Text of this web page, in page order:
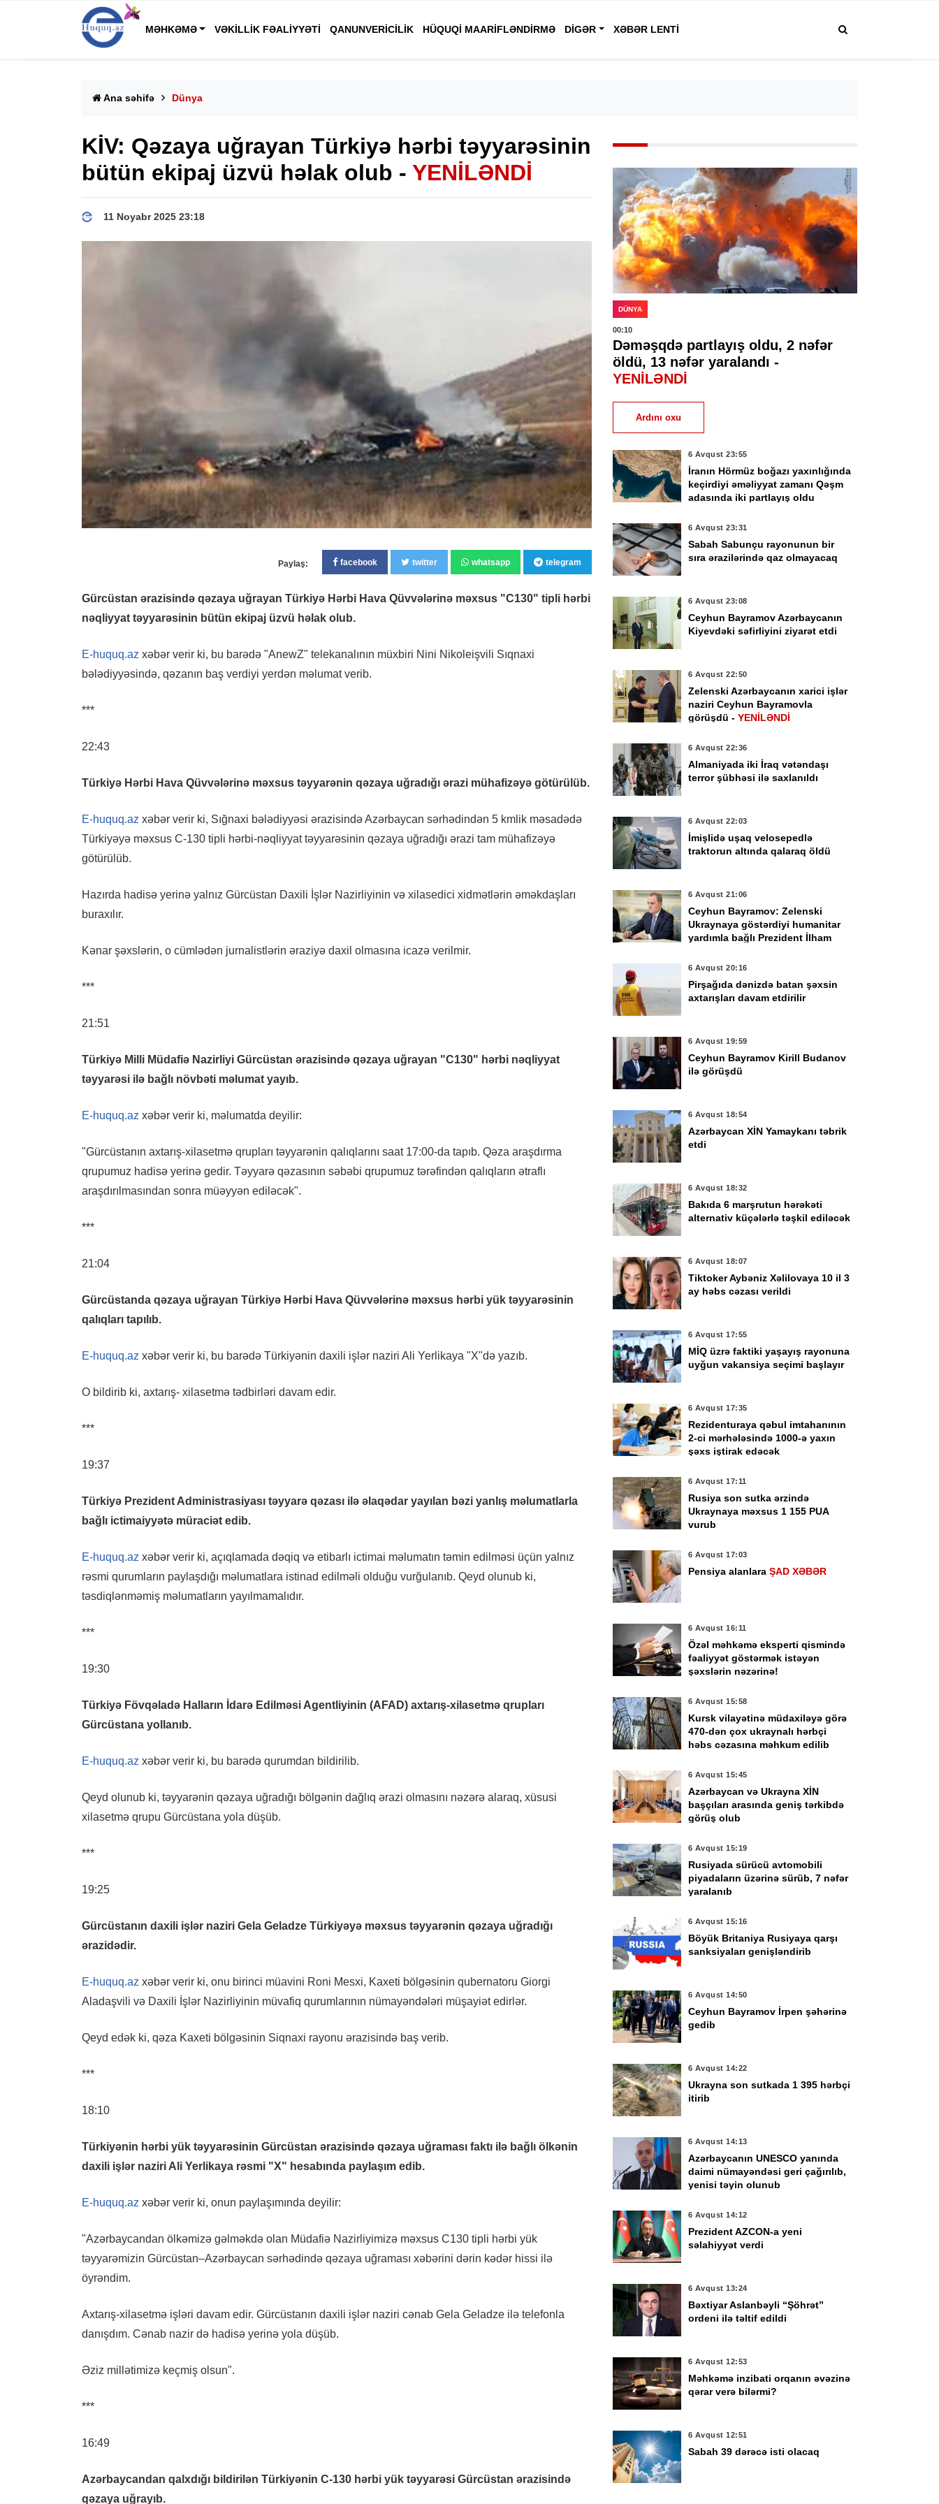
MƏHKƏMƏ VƏKILLIK FƏALIYYƏTI QANUNVERICILIK HÜQUQI MAARIFLƏNDIRMƏ DIGƏR XƏBƏR LENTI
Ana səhifə Dünya
KİV: Qəzaya uğrayan Türkiyə hərbi təyyarəsinin
bütün ekipaj üzvü həlak olub - YENİLƏNDİ
11 Noyabr 2025 23:18
Paylaş: facebook twitter whatsapp telegram
Gürcüstan ərazisində qəzaya uğrayan Türkiyə Hərbi Hava Qüvvələrinə məxsus "C130" tipli hərbi
nəqliyyat təyyarəsinin bütün ekipaj üzvü həlak olub.
E-huquq.az xəbər verir ki, bu barədə "AnewZ" telekanalının müxbiri Nini Nikoleişvili Sıqnaxi
bələdiyyəsində, qəzanın baş verdiyi yerdən məlumat verib.
***
22:43
Türkiyə Hərbi Hava Qüvvələrinə məxsus təyyarənin qəzaya uğradığı ərazi mühafizəyə götürülüb.
E-huquq.az xəbər verir ki, Sığnaxi bələdiyyəsi ərazisində Azərbaycan sərhədindən 5 kmlik məsadədə
Türkiyəyə məxsus C-130 tipli hərbi-nəqliyyat təyyarəsinin qəzaya uğradığı ərazi tam mühafizəyə
götürülüb.
Hazırda hadisə yerinə yalnız Gürcüstan Daxili İşlər Nazirliyinin və xilasedici xidmətlərin əməkdaşları
buraxılır.
Kənar şəxslərin, o cümlədən jurnalistlərin əraziyə daxil olmasına icazə verilmir.
***
21:51
Türkiyə Milli Müdafiə Nazirliyi Gürcüstan ərazisində qəzaya uğrayan "C130" hərbi nəqliyyat
təyyarəsi ilə bağlı növbəti məlumat yayıb.
E-huquq.az xəbər verir ki, məlumatda deyilir:
"Gürcüstanın axtarış-xilasetmə qrupları təyyarənin qalıqlarını saat 17:00-da tapıb. Qəza araşdırma
qrupumuz hadisə yerinə gedir. Təyyarə qəzasının səbəbi qrupumuz tərəfindən qalıqların ətraflı
araşdırılmasından sonra müəyyən ediləcək".
***
21:04
Gürcüstanda qəzaya uğrayan Türkiyə Hərbi Hava Qüvvələrinə məxsus hərbi yük təyyarəsinin
qalıqları tapılıb.
E-huquq.az xəbər verir ki, bu barədə Türkiyənin daxili işlər naziri Ali Yerlikaya "X"də yazıb.
O bildirib ki, axtarış- xilasetmə tədbirləri davam edir.
***
19:37
Türkiyə Prezident Administrasiyası təyyarə qəzası ilə əlaqədar yayılan bəzi yanlış məlumatlarla
bağlı ictimaiyyətə müraciət edib.
E-huquq.az xəbər verir ki, açıqlamada dəqiq və etibarlı ictimai məlumatın təmin edilməsi üçün yalnız
rəsmi qurumların paylaşdığı məlumatlara istinad edilməli olduğu vurğulanıb. Qeyd olunub ki,
təsdiqlənməmiş məlumatların yayılmamalıdır.
***
19:30
Türkiyə Fövqəladə Halların İdarə Edilməsi Agentliyinin (AFAD) axtarış-xilasetmə qrupları
Gürcüstana yollanıb.
E-huquq.az xəbər verir ki, bu barədə qurumdan bildirilib.
Qeyd olunub ki, təyyarənin qəzaya uğradığı bölgənin dağlıq ərazi olmasını nəzərə alaraq, xüsusi
xilasetmə qrupu Gürcüstana yola düşüb.
***
19:25
Gürcüstanın daxili işlər naziri Gela Geladze Türkiyəyə məxsus təyyarənin qəzaya uğradığı
ərazidədir.
E-huquq.az xəbər verir ki, onu birinci müavini Roni Mesxi, Kaxeti bölgəsinin qubernatoru Giorgi
Aladaşvili və Daxili İşlər Nazirliyinin müvafiq qurumlarının nümayəndələri müşayiət edirlər.
Qeyd edək ki, qəza Kaxeti bölgəsinin Siqnaxi rayonu ərazisində baş verib.
***
18:10
Türkiyənin hərbi yük təyyarəsinin Gürcüstan ərazisində qəzaya uğraması faktı ilə bağlı ölkənin
daxili işlər naziri Ali Yerlikaya rəsmi "X" hesabında paylaşım edib.
E-huquq.az xəbər verir ki, onun paylaşımında deyilir:
"Azərbaycan­dan ölkəmizə gəlməkdə olan Müdafiə Nazirliyimizə məxsus C130 tipli hərbi yük
təyyarəmizin Gürcüstan–Azərbaycan sərhədində qəzaya uğraması xəbərini dərin kədər hissi ilə
öyrəndim.
Axtarış-xilasetmə işləri davam edir. Gürcüstanın daxili işlər naziri cənab Gela Geladze ilə telefonla
danışdım. Cənab nazir də hadisə yerinə yola düşüb.
Əziz millətimizə keçmiş olsun".
***
16:49
Azərbaycandan qalxdığı bildirilən Türkiyənin C-130 hərbi yük təyyarəsi Gürcüstan ərazisində
qəzaya uğrayıb.
DÜNYA
00:10
Dəməşqdə partlayış oldu, 2 nəfər
öldü, 13 nəfər yaralandı -
YENİLƏNDİ
Ardını oxu
6 Avqust 23:55
İranın Hörmüz boğazı yaxınlığında
keçirdiyi əməliyyat zamanı Qəşm
adasında iki partlayış oldu
6 Avqust 23:31
Sabah Sabunçu rayonunun bir
sıra ərazilərində qaz olmayacaq
6 Avqust 23:08
Ceyhun Bayramov Azərbaycanın
Kiyevdəki səfirliyini ziyarət etdi
6 Avqust 22:50
Zelenski Azərbaycanın xarici işlər
naziri Ceyhun Bayramovla
görüşdü - YENİLƏNDİ
6 Avqust 22:36
Almaniyada iki İraq vətəndaşı
terror şübhəsi ilə saxlanıldı
6 Avqust 22:03
İmişlidə uşaq velosepedlə
traktorun altında qalaraq öldü
6 Avqust 21:06
Ceyhun Bayramov: Zelenski
Ukraynaya göstərdiyi humanitar
yardımla bağlı Prezident İlham
6 Avqust 20:16
Pirşağıda dənizdə batan şəxsin
axtarışları davam etdirilir
6 Avqust 19:59
Ceyhun Bayramov Kirill Budanov
ilə görüşdü
6 Avqust 18:54
Azərbaycan XİN Yamaykanı təbrik
etdi
6 Avqust 18:32
Bakıda 6 marşrutun hərəkəti
alternativ küçələrlə təşkil ediləcək
6 Avqust 18:07
Tiktoker Aybəniz Xəlilovaya 10 il 3
ay həbs cəzası verildi
6 Avqust 17:55
MİQ üzrə faktiki yaşayış rayonuna
uyğun vakansiya seçimi başlayır
6 Avqust 17:35
Rezidenturaya qəbul imtahanının
2-ci mərhələsində 1000-ə yaxın
şəxs iştirak edəcək
6 Avqust 17:11
Rusiya son sutka ərzində
Ukraynaya məxsus 1 155 PUA
vurub
6 Avqust 17:03
Pensiya alanlara ŞAD XƏBƏR
6 Avqust 16:11
Özəl məhkəmə eksperti qismində
fəaliyyət göstərmək istəyən
şəxslərin nəzərinə!
6 Avqust 15:58
Kursk vilayətinə müdaxiləyə görə
470-dən çox ukraynalı hərbçi
həbs cəzasına məhkum edilib
6 Avqust 15:45
Azərbaycan və Ukrayna XİN
başçıları arasında geniş tərkibdə
görüş olub
6 Avqust 15:19
Rusiyada sürücü avtomobili
piyadaların üzərinə sürüb, 7 nəfər
yaralanıb
6 Avqust 15:16
Böyük Britaniya Rusiyaya qarşı
sanksiyaları genişləndirib
6 Avqust 14:50
Ceyhun Bayramov İrpen şəhərinə
gedib
6 Avqust 14:22
Ukrayna son sutkada 1 395 hərbçi
itirib
6 Avqust 14:13
Azərbaycanın UNESCO yanında
daimi nümayəndəsi geri çağırılıb,
yenisi təyin olunub
6 Avqust 14:12
Prezident AZCON-a yeni
səlahiyyət verdi
6 Avqust 13:24
Bəxtiyar Aslanbəyli “Şöhrət”
ordeni ilə təltif edildi
6 Avqust 12:53
Məhkəmə inzibati orqanın əvəzinə
qərar verə bilərmi?
6 Avqust 12:51
Sabah 39 dərəcə isti olacaq